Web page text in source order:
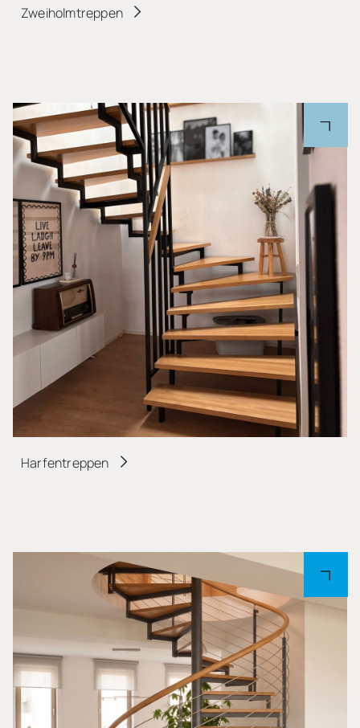
Zweiholmtreppen
Harfentreppen